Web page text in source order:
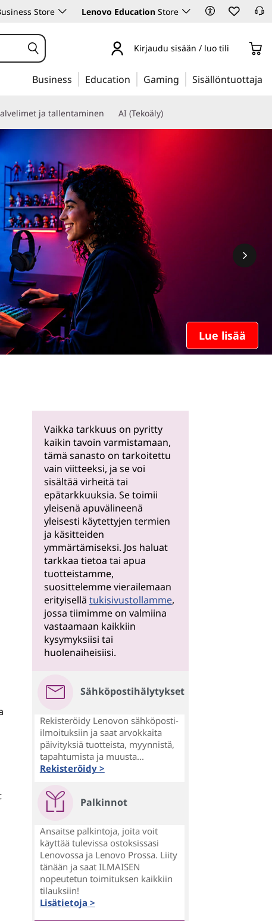
Store Lenovo Education Store
Kirjaudu sisään / luo tili
Business Education Gaming Sisällöntuottaja
ja tallentaminen AI (Tekoäly)
Lue lisää
Vaikka tarkkuus on pyritty
kaikin tavoin varmistamaan,
tämä sanasto on tarkoitettu
vain viitteeksi, ja se voi
sisältää virheitä tai
epätarkkuuksia. Se toimii
yleisenä apuvälineenä
yleisesti käytettyjen termien
ja käsitteiden
ymmärtämiseksi. Jos haluat
tarkkaa tietoa tai apua
tuotteistamme,
suosittelemme vierailemaan
erityisellä tukisivustollamme,
jossa tiimimme on valmiina
vastaamaan kaikkiin
kysymyksiisi tai
huolenaiheisiisi.
Sähköpostihälytykset
Rekisteröidy Lenovon sähköposti-
ilmoituksiin ja saat arvokkaita
päivityksiä tuotteista, myynnistä,
tapahtumista ja muusta...
Rekisteröidy >
Palkinnot
Ansaitse palkintoja, joita voit
käyttää tulevissa ostoksissasi
Lenovossa ja Lenovo Prossa. Liity
tänään ja saat ILMAISEN
nopeutetun toimituksen kaikkiin
tilauksiin!
Lisätietoja >